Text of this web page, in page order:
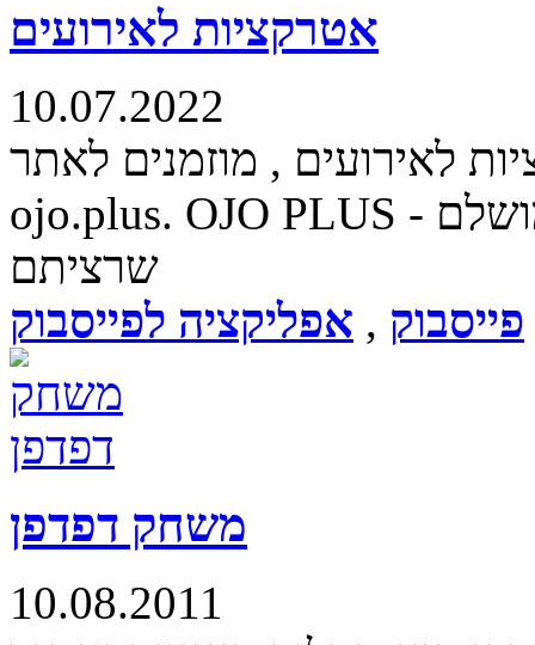
אטרקציות לאירועים
10.07.2022
לאירועים , מוזמנים לאתר
ojo.plus. OJO PLUS - יעזרו לכם להרים את האירוע המושלם
שרציתם
פייסבוק , אפליקציה לפייסבוק
משחק דפדפן
10.08.2011